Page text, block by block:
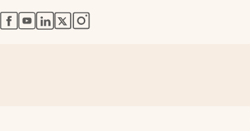
abre en nueva pestaña
abre en nueva pestaña
abre en nueva pestaña
abre en nueva pestaña
abre en nueva pestaña